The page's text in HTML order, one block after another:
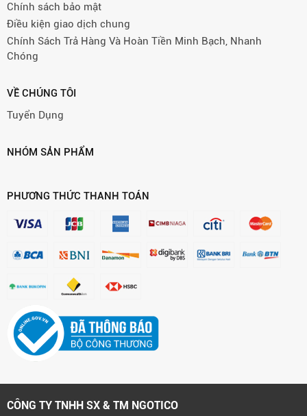
Chính sách bảo mật
Điều kiện giao dịch chung
Chính Sách Trả Hàng Và Hoàn Tiền Minh Bạch, Nhanh
Chóng
VỀ CHÚNG TÔI
Tuyển Dụng
NHÓM SẢN PHẨM
PHƯƠNG THỨC THANH TOÁN
CÔNG TY TNHH SX & TM NGOTICO